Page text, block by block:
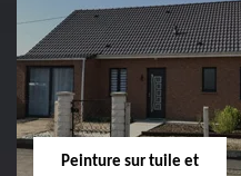
Peintre et peinture
de façade 51
Peinture sur tuile et